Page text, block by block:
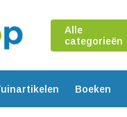
Alle
categorieën
Boeken